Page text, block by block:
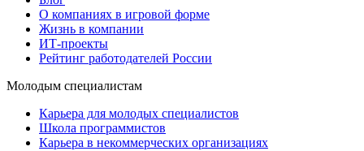
О компаниях в игровой форме
Жизнь в компании
ИТ-проекты
Рейтинг работодателей России
Молодым специалистам
Карьера для молодых специалистов
Школа программистов
Карьера в некоммерческих организациях